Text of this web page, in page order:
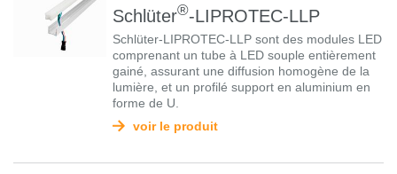
Schlüter®-LIPROTEC-LLP
Schlüter-LIPROTEC-LLP sont des modules LED
comprenant un tube à LED souple entièrement
gainé, assurant une diffusion homogène de la
lumière, et un profilé support en aluminium en
forme de U.
voir le produit